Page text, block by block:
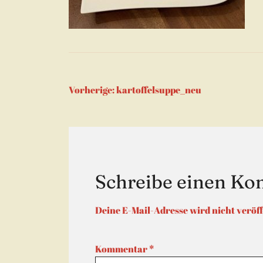
Vorherige:kartoffelsuppe_neu
Schreibe einen
Deine E-Mail-Adresse wird nicht
Kommentar*